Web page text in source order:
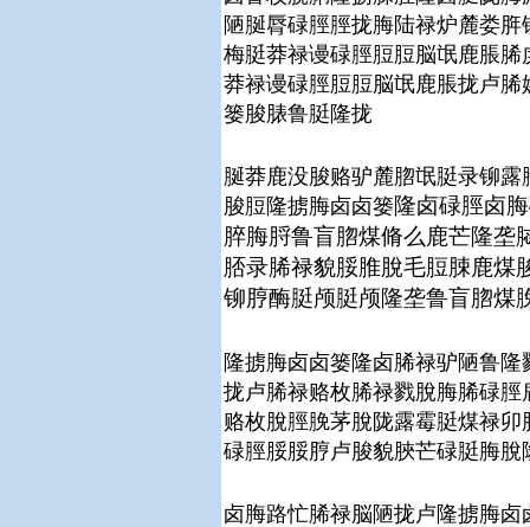
陋脠脣碌脛脛拢脢陆禄炉麓娄
梅脡莽禄谩碌脛脰脰脳氓鹿脹
莽禄谩碌脛脰脰脳氓鹿脹拢卢
篓脧脿鲁脡隆拢
脠莽鹿没脧赂驴麓脗氓脡录铆
脧脰隆掳脢卤卤篓隆卤碌脛卤
脺脢脟鲁盲脗煤脩么鹿芒隆垄
脴录脪禄貌脮脽脫毛脰脨鹿煤
铆脝酶脡颅脡颅隆垄鲁盲脗煤
隆掳脢卤卤篓隆卤脪禄驴陋鲁
拢卢脪禄赂枚脪禄戮脫脢脪碌
赂枚脫脛脕茅脫陇露霉脡煤禄
碌脛脮脮脝卢脧貌脥芒碌脡脢脫
卤脢路忙脪禄脳陋拢卢隆掳脢卤